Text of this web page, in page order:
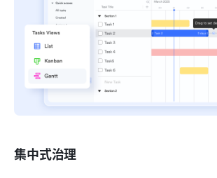
集中式治理